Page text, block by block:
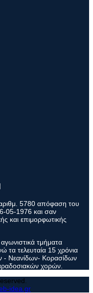
5780 απόφαση του
05-1976 και σαν
και επιμορφωτικής
τμήματα
τελευταία 15 χρόνια
- Νεανίδων- Κορασίδων
χορών.
idea.gr